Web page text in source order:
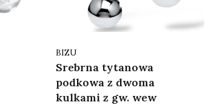
Srebrna tytanowa
podkowa z dwoma
kulkami z gw. wew
Producent
BIZU